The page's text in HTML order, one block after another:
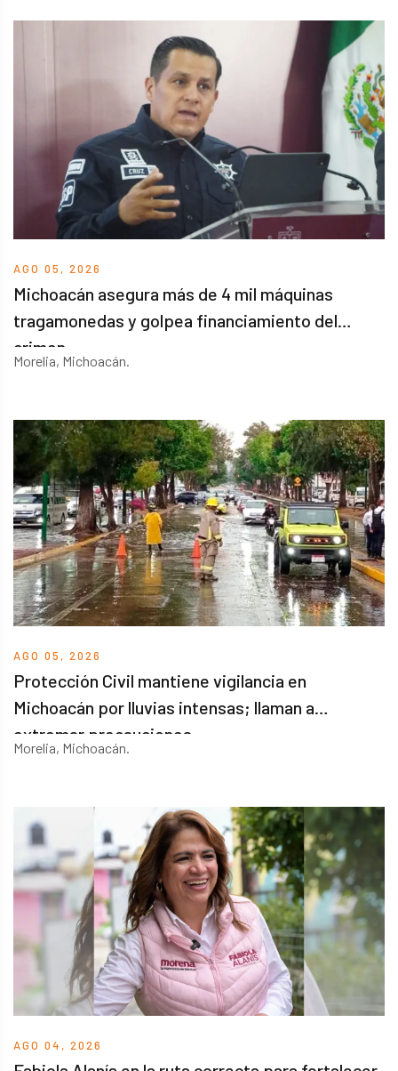
autoridades estatales y municipales. Las acciones incluyen
patrullajes, recorridos terrestres y presencia preventiva en
comunidades donde productores, comerciantes y empresarios
han denunciado delitos como extorsión y secuestro.El
operativo tendrá presencia en municipios como Apatzingán,
Aguililla, Buenavista, Cotija, Los Reyes, Peribán, Tingüindín,
AGO 05, 2026
Michoacán asegura más de 4 mil máquinas
tragamonedas y golpea financiamiento del
crimen
Morelia, Michoacán.
AGO 05, 2026
Protección Civil mantiene vigilancia en
Michoacán por lluvias intensas; llaman a
extremar precauciones
Morelia, Michoacán.
AGO 04, 2026